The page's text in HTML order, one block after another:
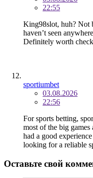
22:55
King98slot, huh? Not
haven’t seen
Definitely worth
sportiumbet
03.08.2026
22:56
For sports betting,
most of the big
had a good
looking for a reliable
Оставьте свой